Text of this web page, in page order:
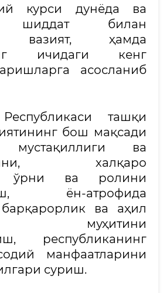
курси дунёда ва
шиддат билан
вазият, ҳамда
ичидаги кенг
асосланиб
ташқи
бош мақсади
ва
халқаро
ўрни ва ролини
ён-атрофида
ва аҳил
муҳитини
республиканинг
манфаатларини
суриш.